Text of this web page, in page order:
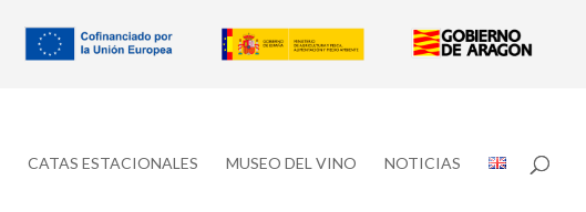
CATAS ESTACIONALES MUSEO DEL VINO NOTICIAS